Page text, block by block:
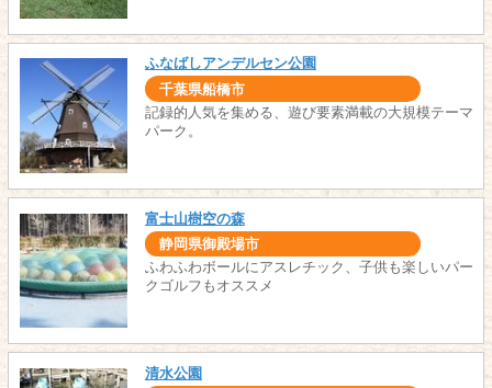
ふなばしアンデルセン公園
千葉県船橋市
記録的人気を集める、遊び要素満載の大規模テーマ
パーク。
富士山樹空の森
静岡県御殿場市
ふわふわボールにアスレチック、子供も楽しいパー
クゴルフもオススメ
清水公園